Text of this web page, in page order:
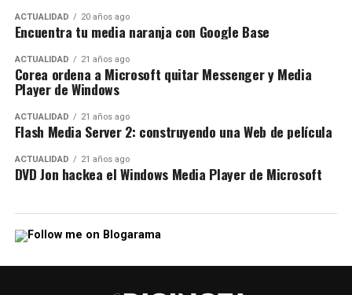
ACTUALIDAD 20 años ago
Encuentra tu media naranja con Google Base
ACTUALIDAD 21 años ago
Corea ordena a Microsoft quitar Messenger y Media
Player de Windows
ACTUALIDAD 21 años ago
Flash Media Server 2: construyendo una Web de película
ACTUALIDAD 21 años ago
DVD Jon hackea el Windows Media Player de Microsoft